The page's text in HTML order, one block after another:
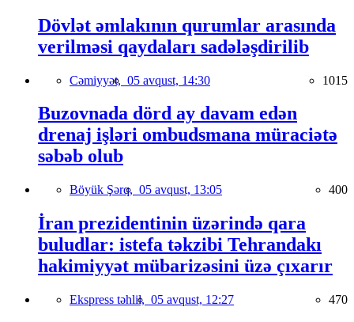
Dövlət əmlakının qurumlar arasında
verilməsi qaydaları sadələşdirilib
Cəmiyyət, 05 avqust, 14:30 1015
Buzovnada dörd ay davam edən
drenaj işləri ombudsmana müraciətə
səbəb olub
Böyük Şərq, 05 avqust, 13:05 400
İran prezidentinin üzərində qara
buludlar: istefa təkzibi Tehrandakı
hakimiyyət mübarizəsini üzə çıxarır
Ekspress təhlil, 05 avqust, 12:27 470